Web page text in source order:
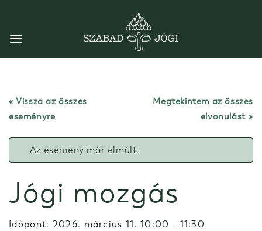
content
« Vissza az összes
eseményre
Megtekintem az összes
elvonulást
Az esemény már elmúlt.
Jógi mozgás
Időpont: 2026. március 11. 10:00 - 11:30